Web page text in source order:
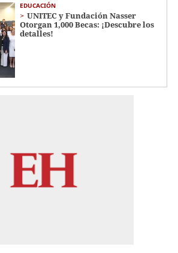
EDUCACIÓN
UNITEC y Fundación Nasser
Otorgan 1,000 Becas: ¡Descubre los
detalles!